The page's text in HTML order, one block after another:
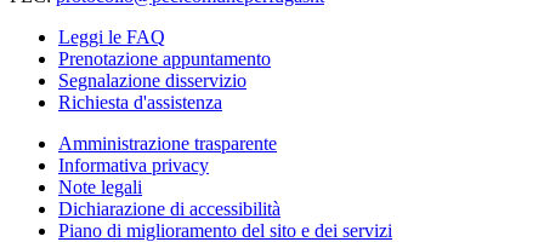
Leggi le FAQ
Prenotazione appuntamento
Segnalazione disservizio
Richiesta d'assistenza
Amministrazione trasparente
Informativa privacy
Note legali
Dichiarazione di accessibilità
Piano di miglioramento del sito e dei servizi